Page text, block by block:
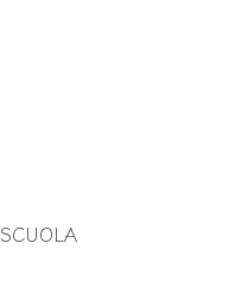
SCUOLA